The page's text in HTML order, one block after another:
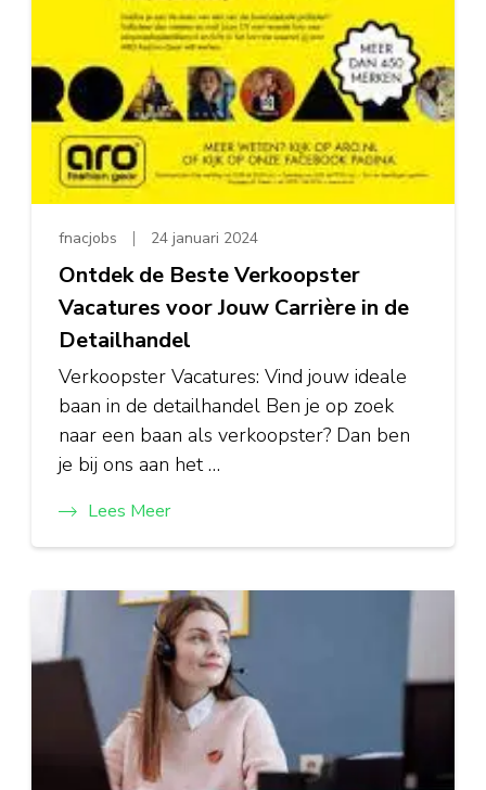
fnacjobs 24 januari 2024
Ontdek de Beste Verkoopster
Vacatures voor Jouw Carrière in de
Detailhandel
Verkoopster Vacatures: Vind jouw ideale
baan in de detailhandel Ben je op zoek
naar een baan als verkoopster? Dan ben
je bij ons aan het …
Lees Meer